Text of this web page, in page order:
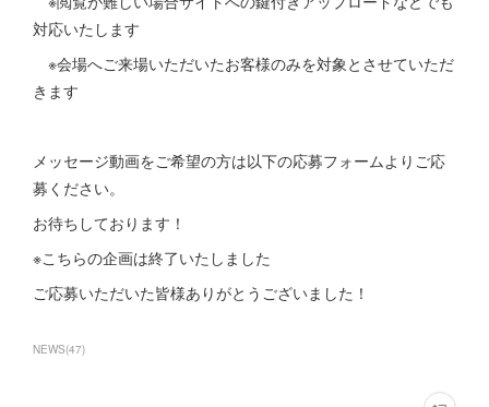
対応いたします
※会場へご来場いただいたお客様のみを対象とさせていただ
きます
メッセージ動画をご希望の方は以下の応募フォームよりご応
募ください。
お待ちしております！
※こちらの企画は終了いたしました
ご応募いただいた皆様ありがとうございました！
NEWS(47)